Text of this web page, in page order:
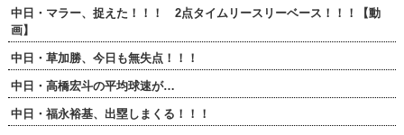
中日・マラー、捉えた！！！ 2点タイムリースリーベース！！！【動
画】
中日・草加勝、今日も無失点！！！
中日・高橋宏斗の平均球速が…
中日・福永裕基、出塁しまくる！！！